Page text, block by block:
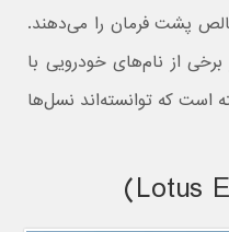
پشت فرمان را می‌دهند.
از نام‌های خودرویی با
است که توانسته‌اند نسل‌ها